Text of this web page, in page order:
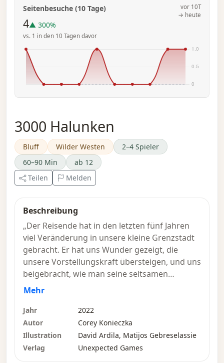
Seitenbesuche (10 Tage)
4▲ 300%
vs. 1 in den 10 Tagen davor
vor 10T
→ heute
3000 Halunken
Bluff Wilder Westen
2–4 Spieler
60–90 Min
ab 12
Teilen
Melden
Beschreibung
„Der Reisende hat in den letzten fünf Jahren
viel Veränderung in unsere kleine Grenzstadt
gebracht. Er hat uns Wunder gezeigt, die
unsere Vorstellungskraft übersteigen, und uns
beigebracht, wie man seine seltsamen
Maschinen benutzt. Jetzt, da der Reisende
wird das Schicksal der amerikanischen Grenze
kontrollieren?“
In „3000 Scoundrels“ schlüpfen die Spieler in
Mehr
Jahr
2022
Autor
Corey Konieczka
Illustration
David Ardila, Matijos Gebreselassie
Verlag
Unexpected Games